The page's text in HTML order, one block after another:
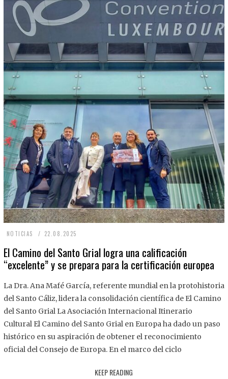
NOTICIAS 22.08.2025
.
8
2
2
El Camino del Santo Grial logra una calificación
“excelente” y se prepara para la certificación europea
La Dra. Ana Mafé García, referente mundial en la protohistoria
del Santo Cáliz, lidera la consolidación científica de El Camino
del Santo Grial La Asociación Internacional Itinerario
Cultural El Camino del Santo Grial en Europa ha dado un paso
histórico en su aspiración de obtener el reconocimiento
oficial del Consejo de Europa. En el marco del ciclo
KEEP READING